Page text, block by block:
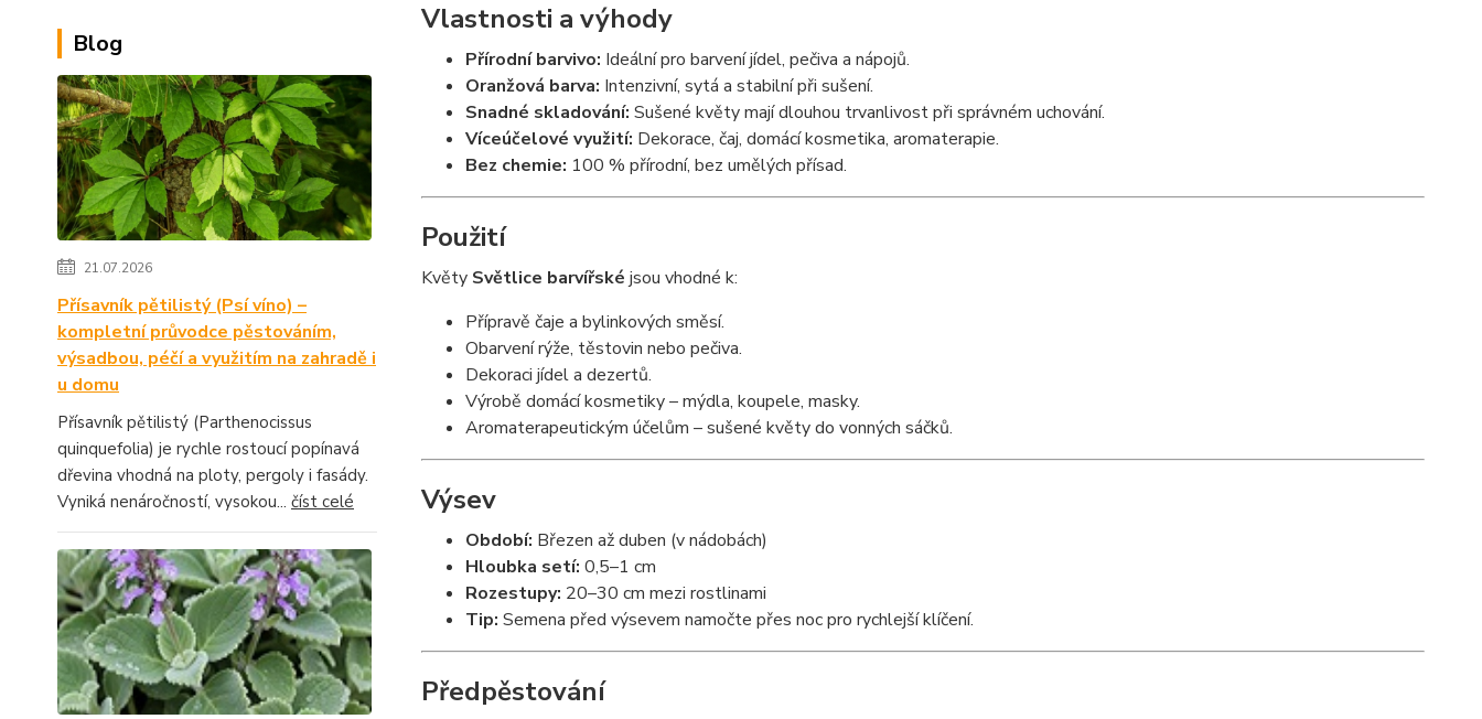
Blog
21.07.2026
Přísavník pětilistý (Psí víno) –
kompletní průvodce pěstováním,
výsadbou, péčí a využitím na zahradě i
u domu
Přísavník pětilistý (Parthenocissus
quinquefolia) je rychle rostoucí popínavá
dřevina vhodná na ploty, pergoly i fasády.
Vyniká nenáročností, vysokou... číst celé
Vlastnosti a výhody
Přírodní barvivo: Ideální pro barvení jídel, pečiva a nápojů.
Oranžová barva: Intenzivní, sytá a stabilní při sušení.
Snadné skladování: Sušené květy mají dlouhou trvanlivost při správném uchování.
Víceúčelové využití: Dekorace, čaj, domácí kosmetika, aromaterapie.
Bez chemie: 100 % přírodní, bez umělých přísad.
Použití
Květy Světlice barvířské jsou vhodné k:
Přípravě čaje a bylinkových směsí.
Obarvení rýže, těstovin nebo pečiva.
Dekoraci jídel a dezertů.
Výrobě domácí kosmetiky – mýdla, koupele, masky.
Aromaterapeutickým účelům – sušené květy do vonných sáčků.
Výsev
Období: Březen až duben (v nádobách)
Hloubka setí: 0,5–1 cm
Rozestupy: 20–30 cm mezi rostlinami
Tip: Semena před výsevem namočte přes noc pro rychlejší klíčení.
Předpěstování